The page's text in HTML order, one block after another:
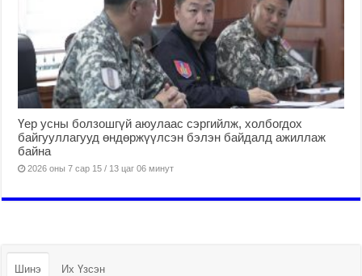
Үер усны болзошгүй аюулаас сэргийлж, холбогдох
байгууллагууд өндөржүүлсэн бэлэн байдалд ажиллаж
байна
2026 оны 7 сар 15 / 13 цаг 06 минут
Шинэ Их Үзсэн